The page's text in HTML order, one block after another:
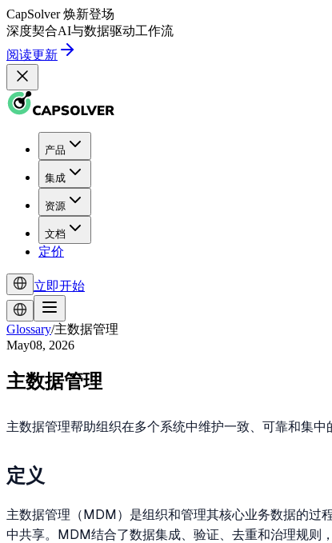
CapSolver 焕新登场
深度契合AI与数据驱动工作流
阅读更新
产品
集成
资源
文档
定价
立即开始
Glossary/主数据管理
May08, 2026
主数据管理
主数据管理帮助组织在多个系统中维护一致、可靠和集中
定义
主数据管理（MDM）是组织和管理其核心业务数据的过
中共享。MDM结合了数据集成、验证、去重和治理规则